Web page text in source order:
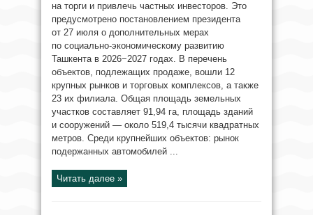
на торги и привлечь частных инвесторов. Это
предусмотрено постановлением президента
от 27 июля о дополнительных мерах
по социально-экономическому развитию
Ташкента в 2026−2027 годах. В перечень
объектов, подлежащих продаже, вошли 12
крупных рынков и торговых комплексов, а также
23 их филиала. Общая площадь земельных
участков составляет 91,94 га, площадь зданий
и сооружений — около 519,4 тысячи квадратных
метров. Среди крупнейших объектов: рынок
подержанных автомобилей ...
Читать далее »